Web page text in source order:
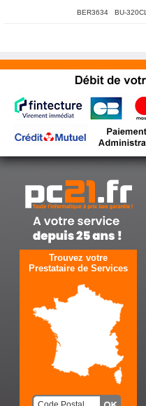
BER3634 BU-320CL
Trouvez votre
Prestataire de Services